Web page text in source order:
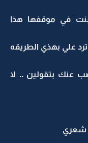
في موقفها هذا
علي بهذي الطريقه
عنك بتقولين .. لا
شعري